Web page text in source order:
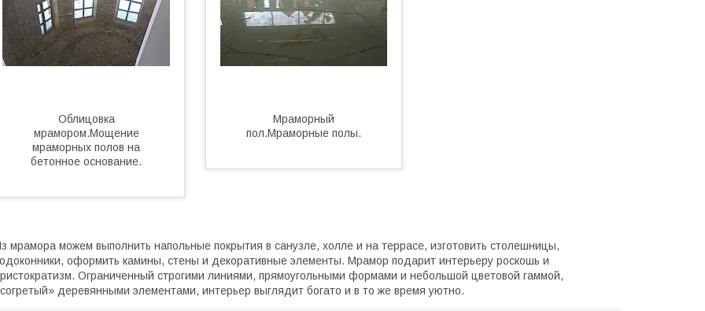
Облицовка
мрамором.Мощение
мраморных полов на
бетонное основание.
Мраморный
пол.Мраморные полы.
мрамора можем выполнить напольные покрытия в санузле, холле и на террасе, изготовить столешницы,
оформить камины, стены и декоративные элементы. Мрамор подарит интерьеру роскошь и
Ограниченный строгими линиями, прямоугольными формами и небольшой цветовой гаммой,
деревянными элементами, интерьер выглядит богато и в то же время уютно.